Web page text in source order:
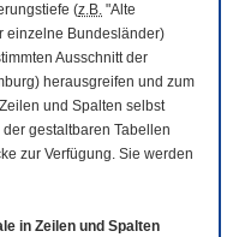
(z.B. "Alte
einzelne Bundesländer)
Ausschnitt der
herausgreifen und zum
und Spalten selbst
gestaltbaren Tabellen
zur Verfügung. Sie werden
in Zeilen und Spalten